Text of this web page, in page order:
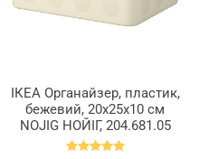
ІКЕА Органайзер, пластик,
бежевий, 20x25x10 см
NOJIG НОЙІГ, 204.681.05